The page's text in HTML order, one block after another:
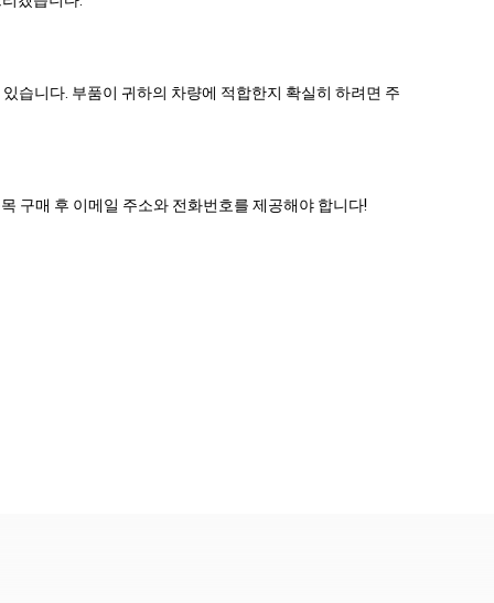
습니다. 부품이 귀하의 차량에 적합한지 확실히 하려면 주
구매 후 이메일 주소와 전화번호를 제공해야 합니다!